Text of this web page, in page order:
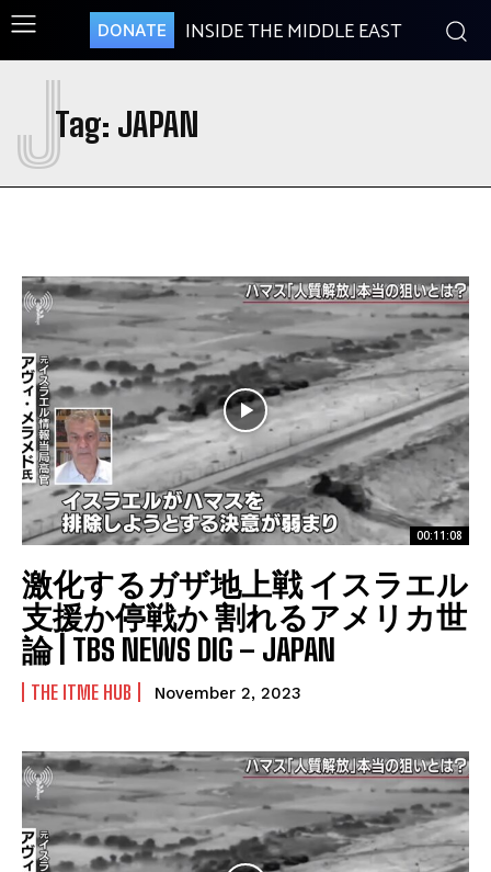
DONATE INSIDE THE MIDDLE EAST
Tag: JAPAN
J
00:11:08
激化するガザ地上戦 イスラエル
支援か停戦か 割れるアメリカ世
論 | TBS NEWS DIG – JAPAN
THE ITME HUB November 2, 2023